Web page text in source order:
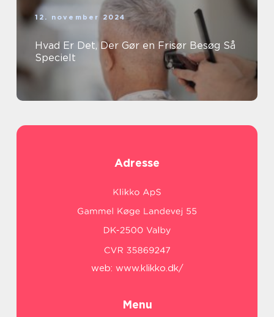
12. november 2024
Hvad Er Det, Der Gør en Frisør Besøg Så
Specielt
Adresse
web: www.klikko.dk/
Menu